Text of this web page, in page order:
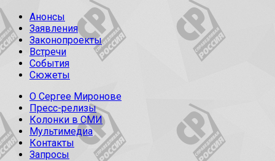
Анонсы
Заявления
Законопроекты
Встречи
События
Сюжеты
О Сергее Миронове
Пресс-релизы
Колонки в СМИ
Мультимедиа
Контакты
Запросы